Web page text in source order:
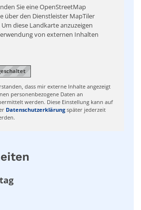
Sie eine OpenStreetMap
über den Dienstleister MapTiler
diese Landkarte anzuzeigen
von externen Inhalten
dass mir externe Inhalte angezeigt
personenbezogene Daten an
werden. Diese Einstellung kann auf
Datenschutzerklärung später jederzeit